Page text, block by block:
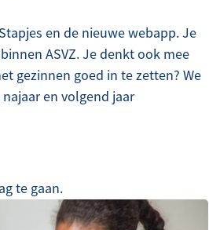
en de nieuwe webapp. Je
ASVZ. Je denkt ook mee
gezinnen goed in te zetten? We
en volgend jaar
te gaan.